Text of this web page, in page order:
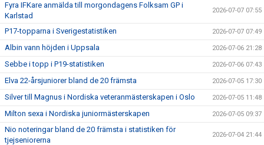
Fyra IFKare anmälda till morgondagens Folksam GP i
Karlstad
2026-07-07 07:55
P17-topparna i Sverigestatistiken 2026-07-07 07:49
Albin vann höjden i Uppsala 2026-07-06 21:28
Sebbe i topp i P19-statistiken 2026-07-06 07:43
Elva 22-årsjuniorer bland de 20 främsta 2026-07-05 17:30
Silver till Magnus i Nordiska veteranmästerskapen i Oslo 2026-07-05 11:48
Milton sexa i Nordiska juniormästerskapen 2026-07-05 09:37
Nio noteringar bland de 20 främsta i statistiken för
tjejseniorerna
2026-07-04 21:44